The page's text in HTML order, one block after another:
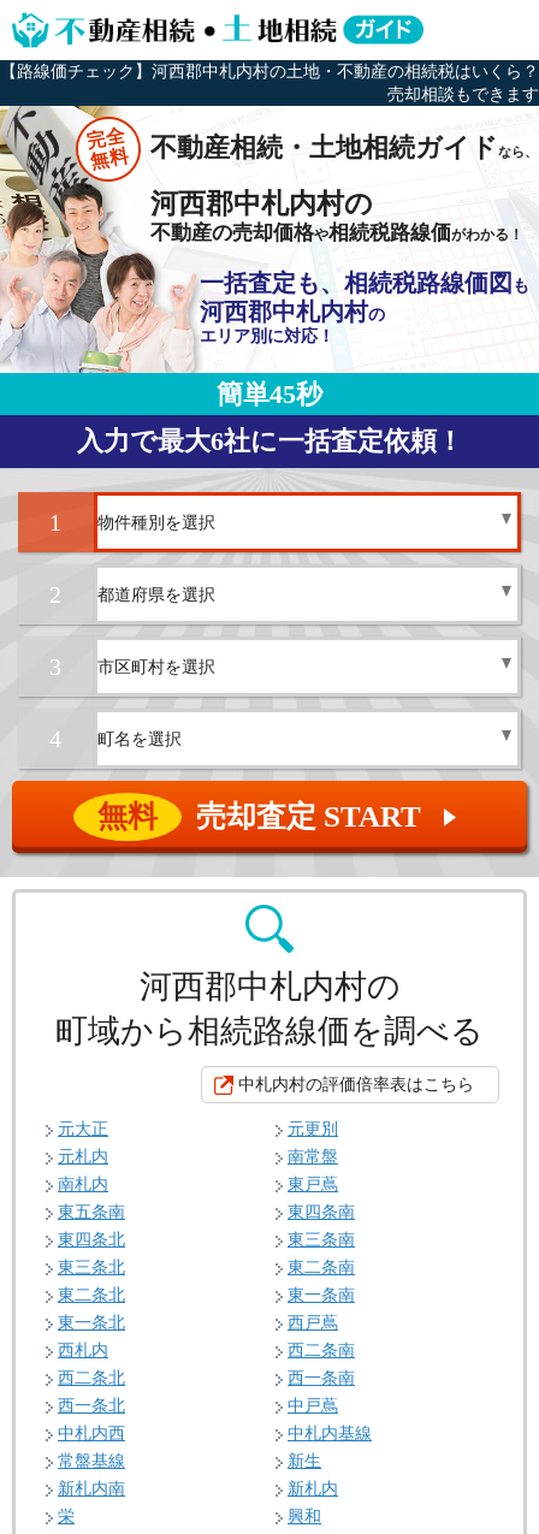
【路線価チェック】河西郡中札内村の土地・不動産の相続税はいくら？
売却相談もできます
完全
無料 不動産相続・土地相続ガイドなら、
河西郡中札内村の
不動産の売却価格や相続税路線価がわかる！
一括査定も、相続税路線価図 も
河西郡中札内村の
エリア別に対応！
簡単45秒
入力で最大6社に一括査定依頼！
1
2
3
4
無料 売却査定 START ▲
河西郡中札内村の
町域から相続路線価を調べる
中札内村の評価倍率表はこちら
元大正
元更別
元札内
南常盤
南札内
東戸蔦
東五条南
東四条南
東四条北
東三条南
東三条北
東二条南
東二条北
東一条南
東一条北
西戸蔦
西札内
西二条南
西二条北
西一条南
西一条北
中戸蔦
中札内西
中札内基線
常盤基線
新生
新札内南
新札内
栄
興和